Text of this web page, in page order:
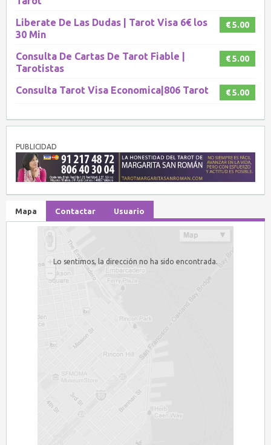
€ 5.00
Liberate De Las Dudas | Tarot Visa 6€ los
30 Min
€ 5.00
Consulta De Cartas De Tarot Fiable |
Tarotistas
€ 5.00
Consulta Tarot Visa Economica|806 Tarot
PUBLICIDAD
Mapa Contactar Usuario
Lo sentimos, la dirección no ha sido encontrada.